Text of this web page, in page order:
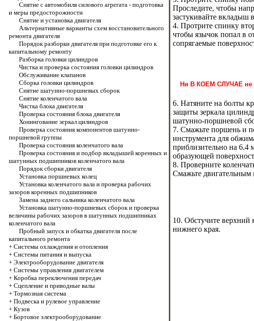
Снятие с автомобиля силового агрегата - подготовка
и меры предосторожности
Снятие и установка двигателя
Альтернативные варианты схем восстановительного
ремонта двигателя
Порядок разборки двигателя при подготовке его к
капитальному ремонту
Разборка головки цилиндров
Чистка и проверка состояния головки цилиндров
Обслуживание клапанов
Сборка головки цилиндров
Снятие шатунно-поршневых сборок
Снятие коленчатого вала
Чистка блока двигателя
Проверка состояния блока двигателя
Хонингование зеркал цилиндров
Проверка состояния компонентов шатунно-
поршневой группы
Проверка состояния коленчатого вала
Проверка состояния и подбор вкладышей коренных и
шатунных подшипников коленчатого вала
Порядок сборки двигателя
Установка поршневых колец
Установка коленчатого вала и проверка рабочих
зазоров коренных подшипников
Замена заднего сальника коленчатого вала
Установка шатунно-поршневых сборок и проверка
величины рабочих зазоров в шатунных подшипниках
коленчатого вала
Пробный запуск и обкатка двигателя после
капитального ремонта
+ Системы охлаждения и отопления
+ Системы питания и выпуска
+ Электрооборудование двигателя
+ Системы управления двигателем
+ Коробка переключения передач
+ Cцепление и приводные валы
+ Тормозная система
+ Подвеска и рулевое управление
+ Кузов
+ Бортовое электрооборудование
Проследите, чтобы
застукивайте вкладыш
4. Протрите спинку
чтобы язычок попал в
сопрягаемые
Ни В КОЕМ СЛУЧАЕ не
6. Натяните на болты
защиты зеркала
шатунно-поршневой
7. Смажьте поршень и
инструмента для
приблизительно на 6.4
образующей
8. Проверните
Смажьте двигательным
10. Обстучите верхний
нижнего края.